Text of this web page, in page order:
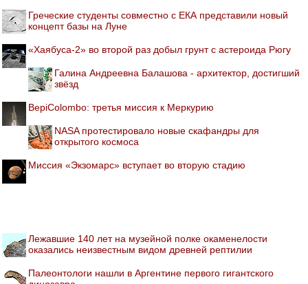
Греческие студенты совместно с ЕКА представили новый
концепт базы на Луне
«Хаябуса-2» во второй раз добыл грунт с астероида Рюгу
Галина Андреевна Балашова - архитектор, достигший
звёзд
BepiColombo: третья миссия к Меркурию
NASA протестировало новые скафандры для
открытого космоса
Миссия «Экзомарс» вступает во вторую стадию
Лежавшие 140 лет на музейной полке окаменелости
оказались неизвестным видом древней рептилии
Палеонтологи нашли в Аргентине первого гигантского